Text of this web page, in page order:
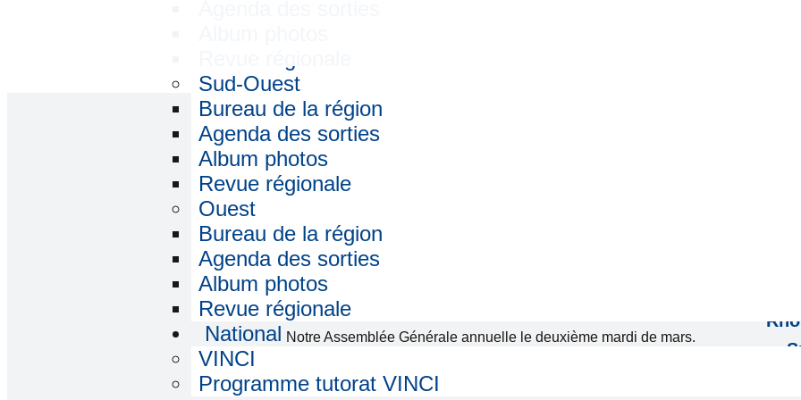
Sud-Ouest
Bureau de la région
Agenda des sorties
Album photos
Revue régionale
Ouest
Bureau de la région
Agenda des sorties
Album photos
Revue régionale
National
VINCI
Programme tutorat VINCI
Notre site internet :
Notre revue annuelle : La Rose des Vents parution en juin.
Notre annuaire diffusé une fois par an en janvier.
Notre Assemblée Générale annuelle le deuxième mardi de mars.
régions, en janvier, ou en janvier et juin.